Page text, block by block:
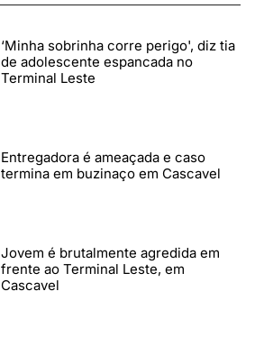
‘Minha sobrinha corre perigo', diz tia
de adolescente espancada no
Terminal Leste
Entregadora é ameaçada e caso
termina em buzinaço em Cascavel
Jovem é brutalmente agredida em
frente ao Terminal Leste, em
Cascavel